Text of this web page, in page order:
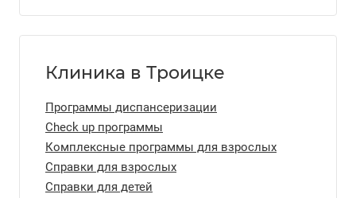
Клиника в Троицке
Программы диспансеризации
Check up программы
Комплексные программы для взрослых
Справки для взрослых
Справки для детей